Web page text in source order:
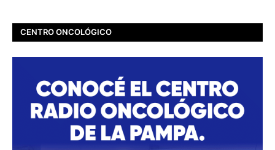
CENTRO ONCOLÓGICO